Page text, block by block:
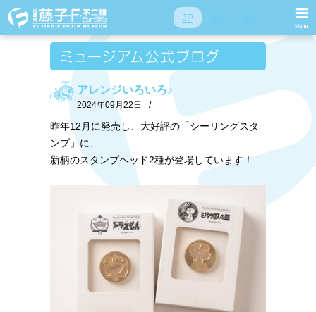
JP
アレンジいろいろ♪
2024年09月22日 /
昨年12月に発売し、大好評の「シーリングスタ
ンプ」に、
新柄のスタンプヘッド2種が登場しています！